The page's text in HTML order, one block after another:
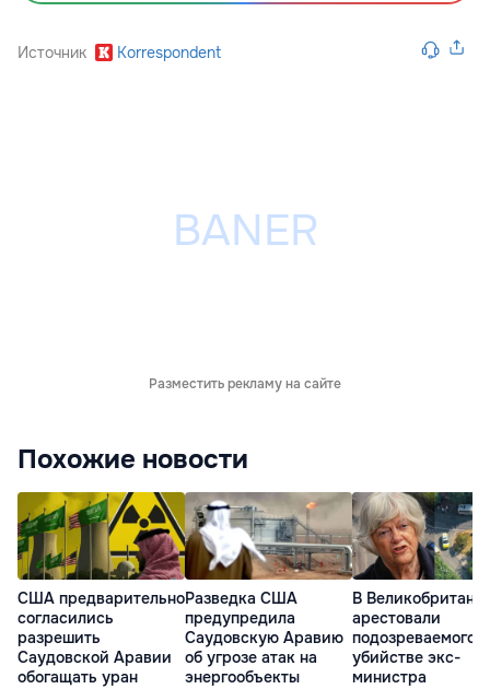
Источник Korrespondent
Разместить рекламу на сайте
Похожие новости
США предварительно
согласились
разрешить
Саудовской Аравии
обогащать уран
Разведка США
предупредила
Саудовскую Аравию
об угрозе атак на
энергообъекты
В
арестовали
подозреваемого в
убийстве экс-
министра